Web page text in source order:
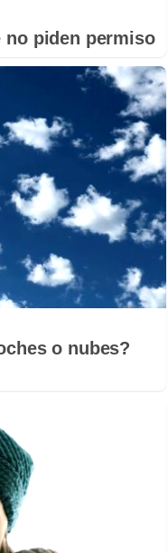
no piden permiso
o nubes?